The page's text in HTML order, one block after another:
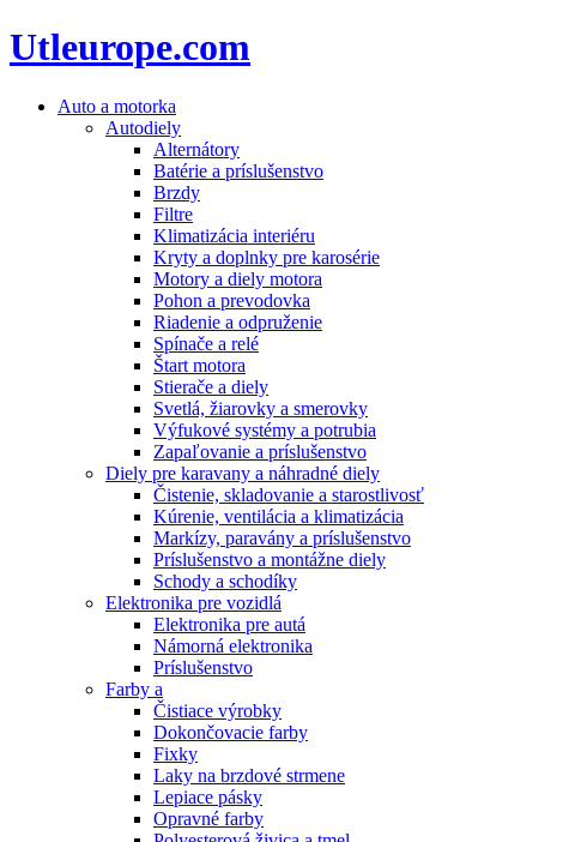
Utleurope.com
Auto a motorka
Autodiely
Alternátory
Batérie a príslušenstvo
Brzdy
Filtre
Klimatizácia interiéru
Kryty a doplnky pre karosérie
Motory a diely motora
Pohon a prevodovka
Riadenie a odpruženie
Spínače a relé
Štart motora
Stierače a diely
Svetlá, žiarovky a smerovky
Výfukové systémy a potrubia
Zapaľovanie a príslušenstvo
Diely pre karavany a náhradné diely
Čistenie, skladovanie a starostlivosť
Kúrenie, ventilácia a klimatizácia
Markízy, paravány a príslušenstvo
Príslušenstvo a montážne diely
Schody a schodíky
Elektronika pre vozidlá
Elektronika pre autá
Námorná elektronika
Príslušenstvo
Farby a
Čistiace výrobky
Dokončovacie farby
Fixky
Laky na brzdové strmene
Lepiace pásky
Opravné farby